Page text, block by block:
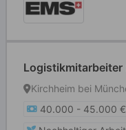
Logistikmitarbeiter
Kirchheim bei
40.000 - 45.000